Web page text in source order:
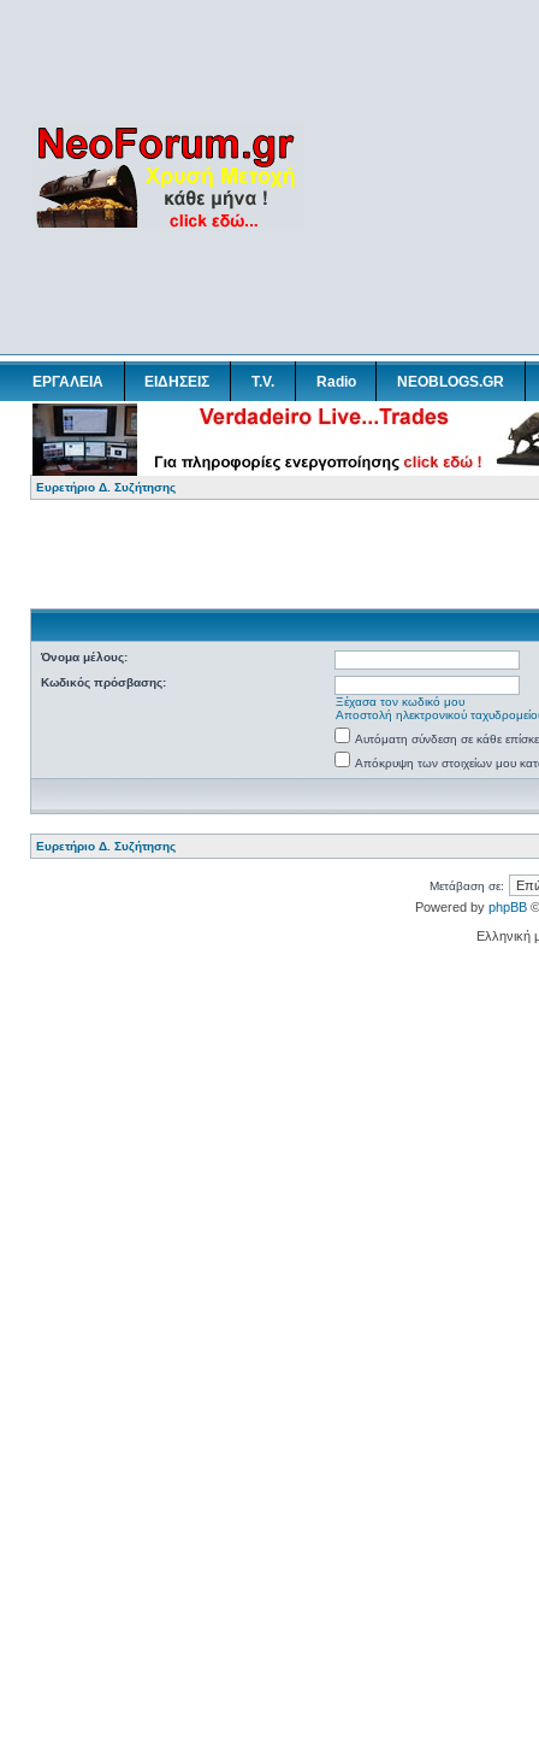
ΕΡΓΑΛΕΙΑ ΕΙΔΗΣΕΙΣ T.V. Radio NEOBLOGS.GR
Ευρετήριο Δ. Συζήτησης
Όνομα μέλους:
Κωδικός πρόσβασης:
Ξέχασα τον κωδικό μου
Αποστολή ηλεκτρονικού
Αυτόματη σύνδεση σε κάθε
Απόκρυψη των στοιχείων μου
Ευρετήριο Δ. Συζήτησης
Μετάβαση σε:
Powered by phpBB
Ελληνική